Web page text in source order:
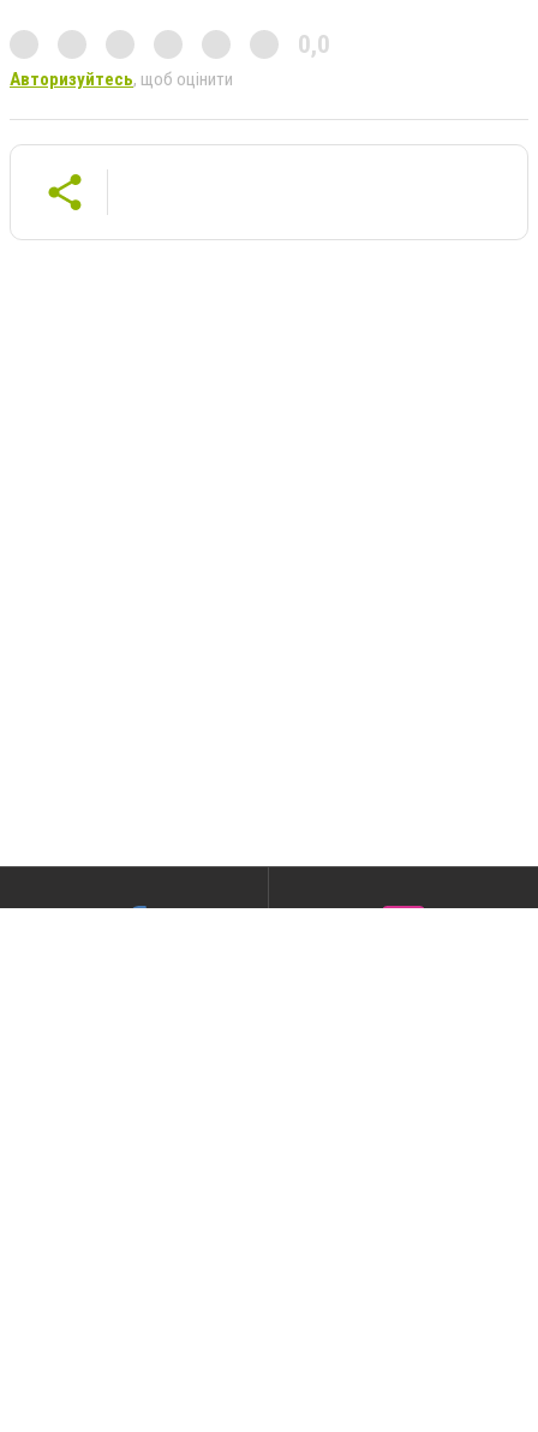
0,0
Авторизуйтесь, щоб оцінити